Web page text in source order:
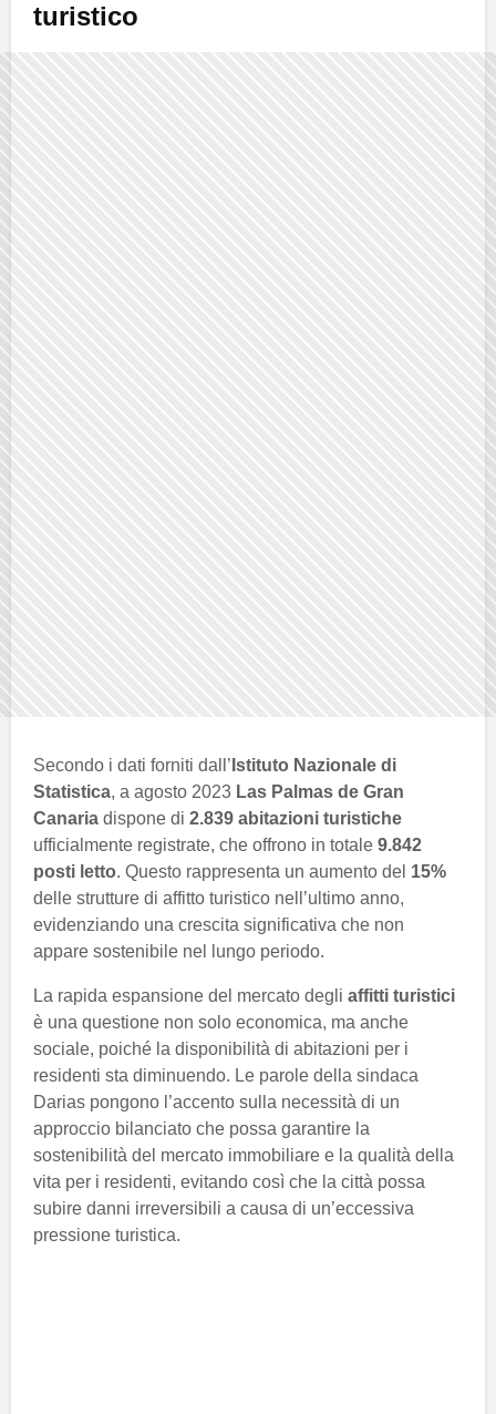
turistico
Secondo i dati forniti dall’ Istituto Nazionale di
Statistica, a agosto 2023 Las Palmas de Gran
Canaria dispone di 2.839 abitazioni turistiche
ufficialmente registrate, che offrono in totale 9.842
posti letto. Questo rappresenta un aumento del 15%
delle strutture di affitto turistico nell’ultimo anno,
evidenziando una crescita significativa che non
appare sostenibile nel lungo periodo.
La rapida espansione del mercato degli affitti turistici
è una questione non solo economica, ma anche
sociale, poiché la disponibilità di abitazioni per i
residenti sta diminuendo. Le parole della sindaca
Darias pongono l’accento sulla necessità di un
approccio bilanciato che possa garantire la
sostenibilità del mercato immobiliare e la qualità della
vita per i residenti, evitando così che la città possa
subire danni irreversibili a causa di un’eccessiva
pressione turistica.